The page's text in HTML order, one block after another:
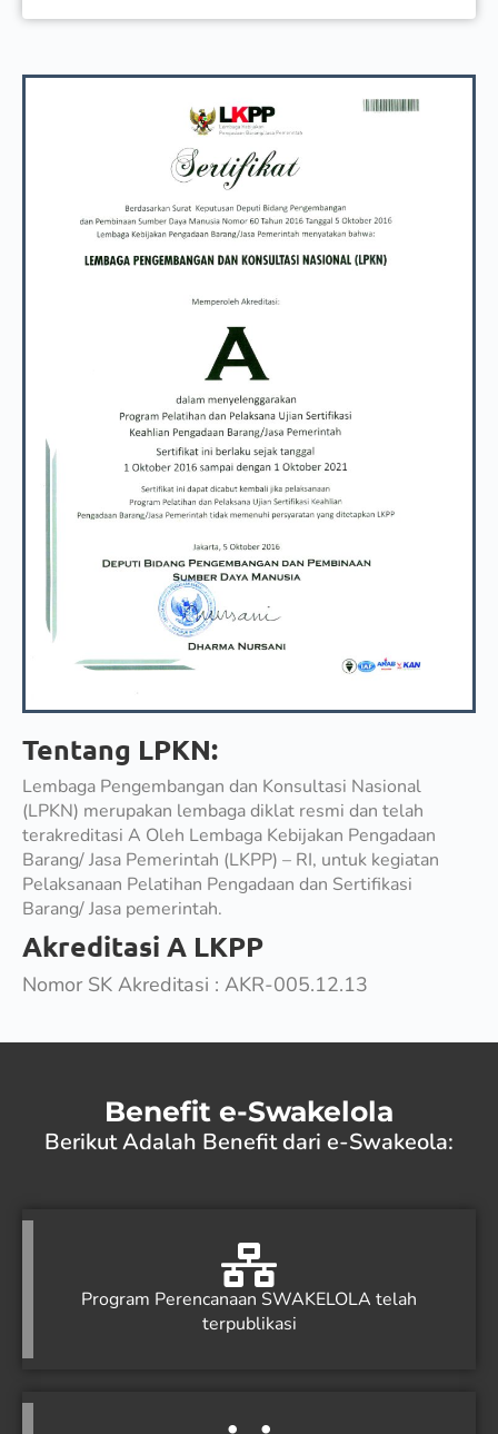
Tentang LPKN:
Lembaga Pengembangan dan Konsultasi Nasional
(LPKN) merupakan lembaga diklat resmi dan telah
terakreditasi A Oleh Lembaga Kebijakan Pengadaan
Barang/ Jasa Pemerintah (LKPP) – RI, untuk kegiatan
Pelaksanaan Pelatihan Pengadaan dan Sertifikasi
Barang/ Jasa pemerintah.
Akreditasi A LKPP
Nomor SK Akreditasi : AKR-005.12.13
Benefit e-Swakelola
Berikut Adalah Benefit dari e-Swakeola:
Program Perencanaan SWAKELOLA telah
terpublikasi